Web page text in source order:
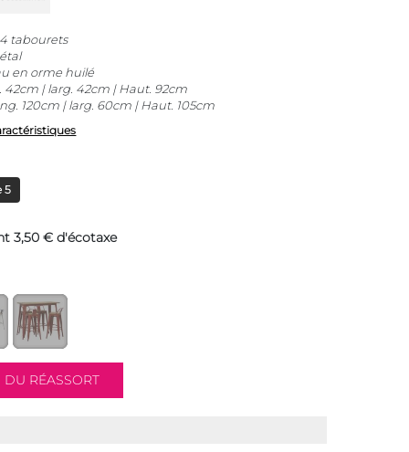
tabourets
en orme huilé
| larg. 42cm | Haut. 92cm
120cm | larg. 60cm | Haut. 105cm
5
3,50 € d'écotaxe